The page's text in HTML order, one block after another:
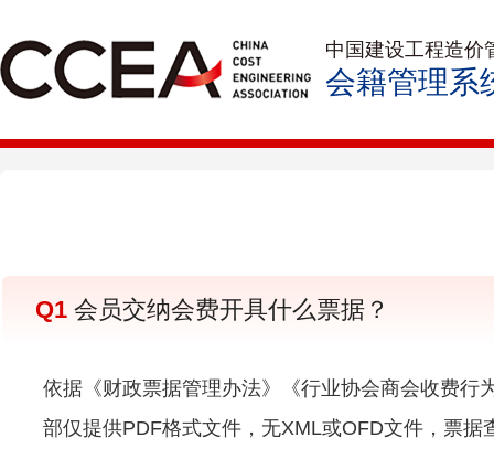
中国建设工程造价
会籍管理系
Q1 会员交纳会费开具什么票据？
依据《财政票据管理办法》《行业协会商会收费行
部仅提供PDF格式文件，无XML或OFD文件，票据